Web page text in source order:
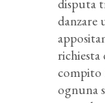
disputa
danzare
compito
ognuna